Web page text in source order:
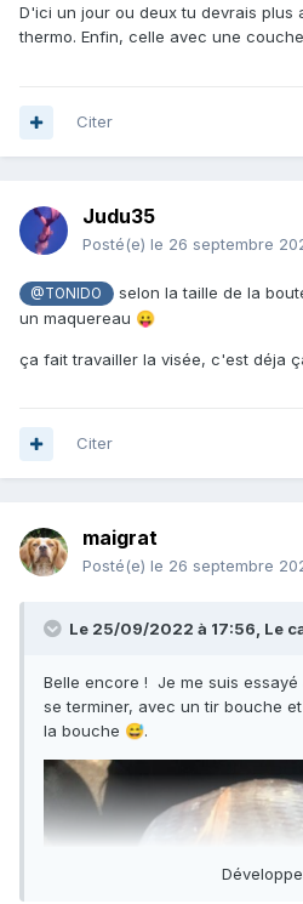
plus petite qu’espérée😅
D'ici un jour ou deux tu devrais plus
thermo. Enfin, celle avec une
Citer
Judu35
Posté(e) le 26 septembre
@TONIDO
selon la taille de la
un maquereau 😛
ça fait travailler la visée, c'est déja
Citer
maigrat
Posté(e) le 26 septembre
Le 25/09/2022 à 17:56, Le
Belle encore ! Je me suis
se terminer, avec un tir bouche
la bouche 😅.